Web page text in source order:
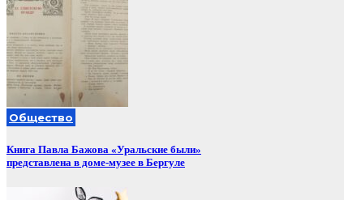
Общество
Книга Павла Бажова «Уральские были»
представлена в доме-музее в Бергуле